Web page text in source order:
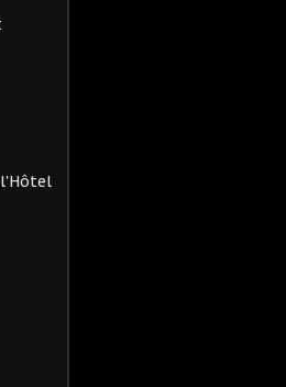
l'Hôtel